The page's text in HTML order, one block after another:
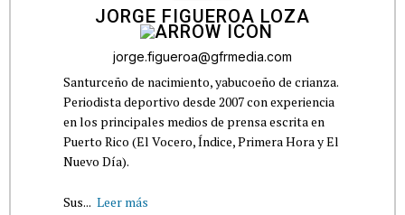
JORGE FIGUEROA LOZA
jorge.figueroa@gfrmedia.com
Santurceño de nacimiento, yabucoeño de crianza.
Periodista deportivo desde 2007 con experiencia
en los principales medios de prensa escrita en
Puerto Rico (El Vocero, Índice, Primera Hora y El
Nuevo Día).
Sus... Leer más